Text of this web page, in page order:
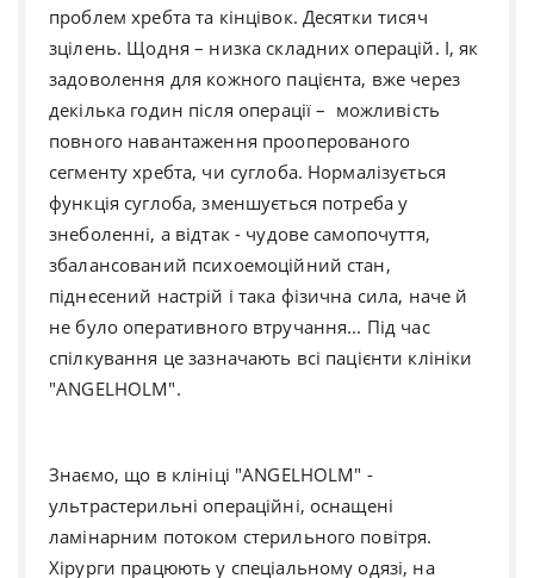
проблем хребта та кінцівок. Десятки тисяч
зцілень. Щодня – низка складних операцій. І, як
задоволення для кожного пацієнта, вже через
декілька годин після операції – можливість
повного навантаження прооперованого
сегменту хребта, чи суглоба. Нормалізується
функція суглоба, зменшується потреба у
знеболенні, a відтак - чудове самопочуття,
збалансований психоемоційний стан,
піднесений настрій і така фізична сила, наче й
не було оперативного втручання... Під час
спілкування це зазначають всі пацієнти клініки
"ANGELHOLM".
Знаємо, що в клініці "ANGELHOLM" -
ультрастерильні операційні, оснащені
ламінарним потоком стерильного повітря.
Хірурги працюють у спеціальному одязі, на